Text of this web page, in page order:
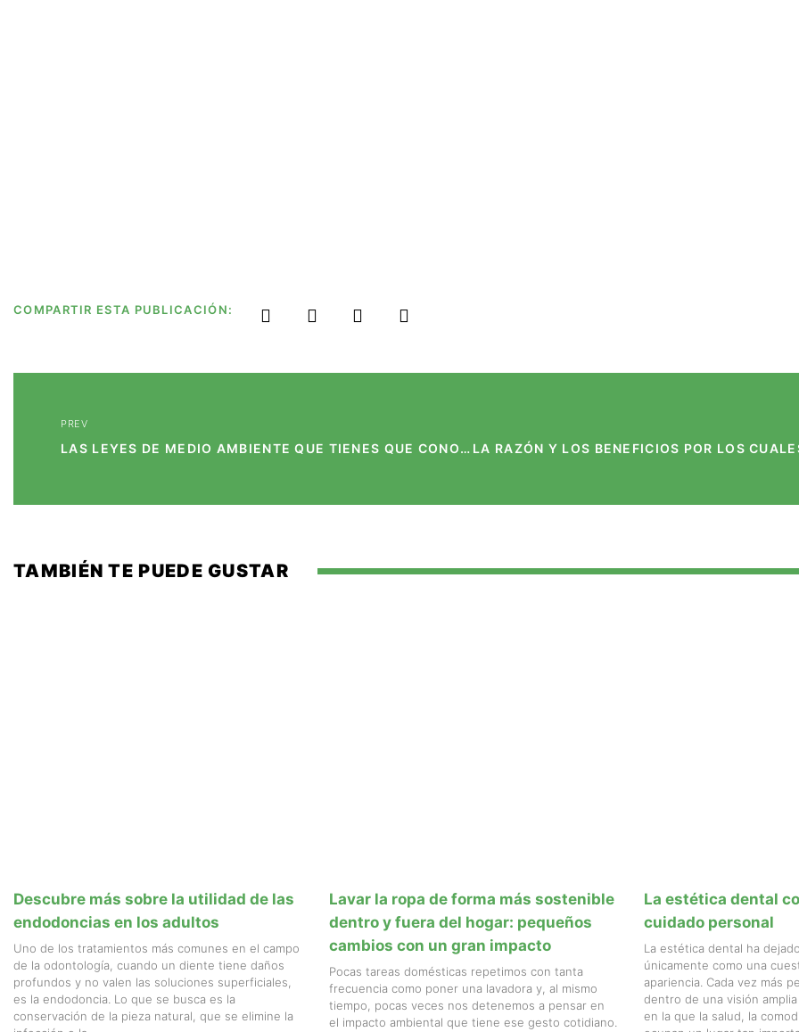
COMPARTIR ESTA PUBLICACIÓN:
PREV
LAS LEYES DE MEDIO AMBIENTE QUE TIENES QUE CONOCER
TAMBIÉN TE PUEDE GUSTAR
Descubre más sobre la utilidad de las
endodoncias en los adultos
Uno de los tratamientos más comunes en el campo
de la odontología, cuando un diente tiene daños
profundos y no valen las soluciones superficiales,
es la endodoncia. Lo que se busca es la
conservación de la pieza natural, que se elimine la
Lavar la ropa de forma más sostenible
dentro y fuera del hogar: pequeños
cambios con un gran impacto
Pocas tareas domésticas repetimos con tanta
frecuencia como poner una lavadora y, al mismo
tiempo, pocas veces nos detenemos a pensar en
el impacto ambiental que tiene ese gesto cotidiano.
La estética dental
cuidado personal
La estética dental ha
únicamente como una
apariencia. Cada vez más
dentro de una visión
en la que la salud, la